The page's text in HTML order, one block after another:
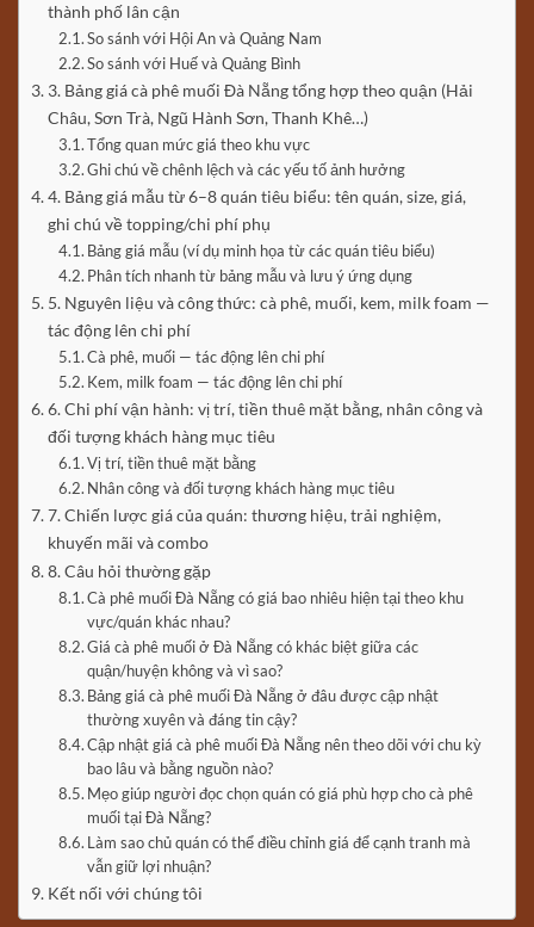
thành phố lân cận
So sánh với Hội An và Quảng Nam
So sánh với Huế và Quảng Bình
3. Bảng giá cà phê muối Đà Nẵng tổng hợp theo quận (Hải
Châu, Sơn Trà, Ngũ Hành Sơn, Thanh Khê…)
Tổng quan mức giá theo khu vực
Ghi chú về chênh lệch và các yếu tố ảnh hưởng
4. Bảng giá mẫu từ 6–8 quán tiêu biểu: tên quán, size, giá,
ghi chú về topping/chi phí phụ
Bảng giá mẫu (ví dụ minh họa từ các quán tiêu biểu)
Phân tích nhanh từ bảng mẫu và lưu ý ứng dụng
5. Nguyên liệu và công thức: cà phê, muối, kem, milk foam —
tác động lên chi phí
Cà phê, muối — tác động lên chi phí
Kem, milk foam — tác động lên chi phí
6. Chi phí vận hành: vị trí, tiền thuê mặt bằng, nhân công và
đối tượng khách hàng mục tiêu
Vị trí, tiền thuê mặt bằng
Nhân công và đối tượng khách hàng mục tiêu
7. Chiến lược giá của quán: thương hiệu, trải nghiệm,
khuyến mãi và combo
8. Câu hỏi thường gặp
Cà phê muối Đà Nẵng có giá bao nhiêu hiện tại theo khu
vực/quán khác nhau?
Giá cà phê muối ở Đà Nẵng có khác biệt giữa các
quận/huyện không và vì sao?
Bảng giá cà phê muối Đà Nẵng ở đâu được cập nhật
thường xuyên và đáng tin cậy?
Cập nhật giá cà phê muối Đà Nẵng nên theo dõi với chu kỳ
bao lâu và bằng nguồn nào?
Mẹo giúp người đọc chọn quán có giá phù hợp cho cà phê
muối tại Đà Nẵng?
Làm sao chủ quán có thể điều chỉnh giá để cạnh tranh mà
vẫn giữ lợi nhuận?
Kết nối với chúng tôi